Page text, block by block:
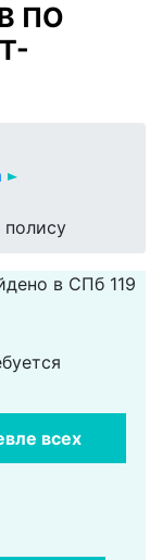
ПО
полису
в СПб 119
всех